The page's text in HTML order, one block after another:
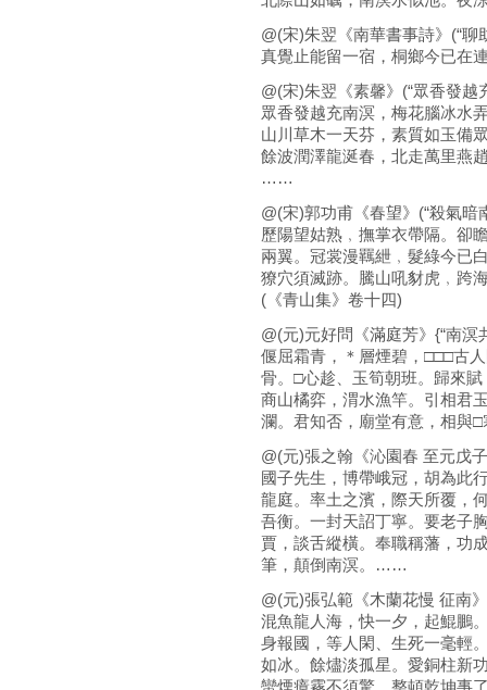
@(宋)朱翌《南華書事詩》(“聊
真覺止能留一宿，桐鄉今已在
@(宋)朱翌《素馨》(“眾香發越
眾香發越充南溟，梅花腦冰水
山川草木一天芬，素質如玉備
餘波潤澤龍涎春，北走萬里燕
……
@(宋)郭功甫《春望》(“殺氣暗
歷陽望姑熟﹐撫掌衣帶隔。卻
兩翼。冠裳漫羈紲﹐髮綠今已
獠穴須滅跡。騰山吼豺虎﹐跨
(《青山集》卷十四)
@(元)元好問《滿庭芳》{“南溟
偃屈霜青，＊層煙碧，□□□古
骨。□心趁、玉筍朝班。歸來
商山橘弈，渭水漁竿。引相君
瀾。君知否，廟堂有意，相與□
@(元)張之翰《沁園春 至元戊
國子先生，博帶峨冠，胡為此
龍庭。率土之濱，際天所覆，
吾衡。一封天詔丁寧。要老子
賈，談舌縱橫。奉職稱藩，功
筆，顛倒南溟。……
@(元)張弘範《木蘭花慢 征南
混魚龍人海，快一夕，起鯤鵬
身報國，等人閑、生死一毫輕
如冰。餘燼淡孤星。愛銅柱新